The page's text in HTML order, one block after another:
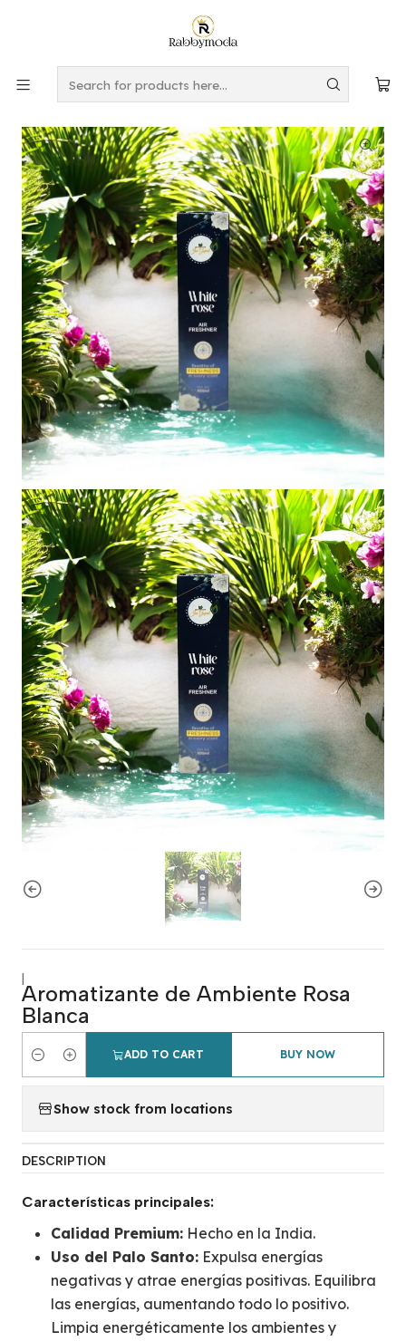
This is the slide text
|
Aromatizante de Ambiente Rosa
Blanca
Quantity
ADD TO CART BUY NOW
Show stock from locations
DESCRIPTION
Características principales:
Calidad Premium: Hecho en la India.
Uso del Palo Santo: Expulsa energías
negativas y atrae energías positivas. Equilibra
las energías, aumentando todo lo positivo.
Limpia energéticamente los ambientes y